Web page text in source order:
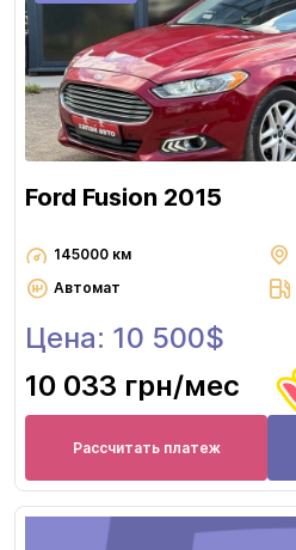
Ford Fusion 2015
145000 км
Автомат
Цена: 10 500$
10 033 грн/мес
Рассчитать платеж